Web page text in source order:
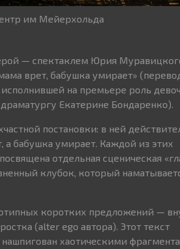
им Мейерхольда
— спектаклем Юрия
врет, бабушка умирает»
на премьере роль
Екатерине Бондаренко).
постановки: в ней
а бабушка умирает. Каждой из этих
отдельная сценическая
клубок, который
коротких предложений —
(alter ego автора). Этот текст
хаотическими